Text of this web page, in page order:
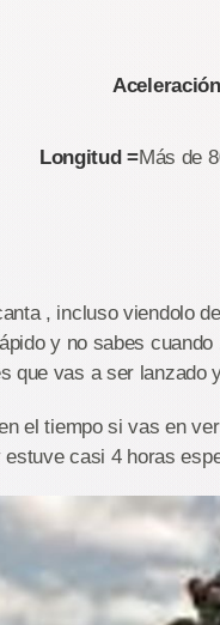
Longitud =
, incluso viendolo
y no sabes
que vas a ser lanzado
el tiempo si vas en
casi 4 horas